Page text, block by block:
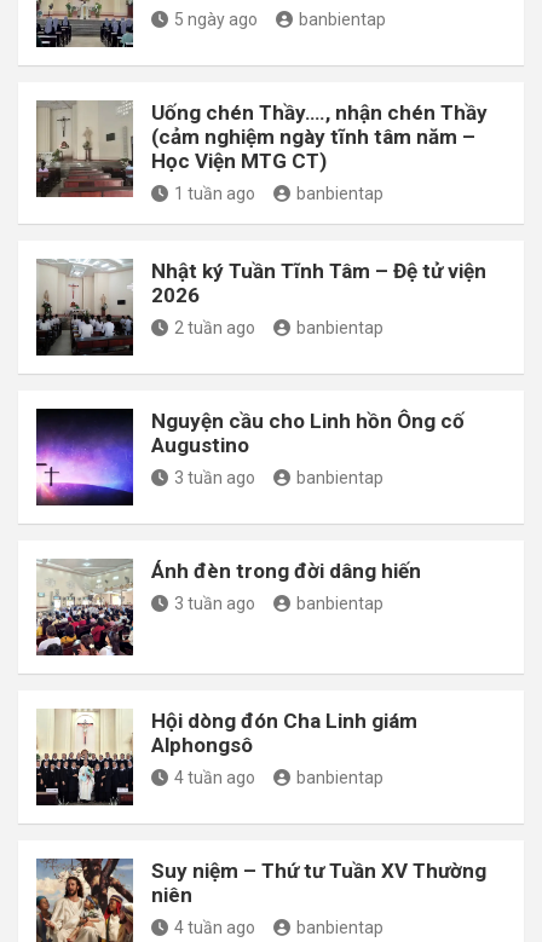
5 ngày ago banbientap
Uống chén Thầy…., nhận chén Thầy
(cảm nghiệm ngày tĩnh tâm năm –
Học Viện MTG CT)
1 tuần ago banbientap
Nhật ký Tuần Tĩnh Tâm – Đệ tử viện
2026
2 tuần ago banbientap
Nguyện cầu cho Linh hồn Ông cố
Augustino
3 tuần ago banbientap
Ánh đèn trong đời dâng hiến
3 tuần ago banbientap
Hội dòng đón Cha Linh giám
Alphongsô
4 tuần ago banbientap
Suy niệm – Thứ tư Tuần XV Thường
niên
4 tuần ago banbientap